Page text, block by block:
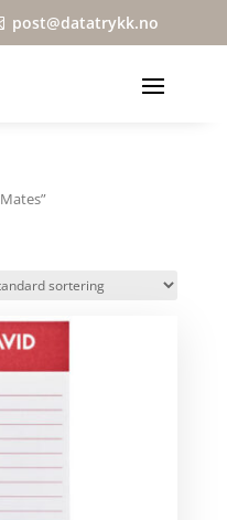
post@datatrykk.no